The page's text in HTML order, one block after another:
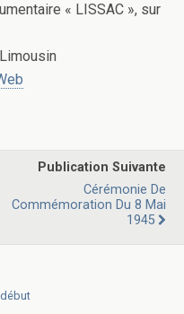
« LISSAC », sur
Publication Suivante
Cérémonie De
Commémoration Du 8 Mai
1945